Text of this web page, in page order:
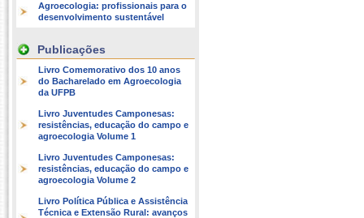
Agroecologia: profissionais para o
desenvolvimento sustentável
Publicações
Livro Comemorativo dos 10 anos
do Bacharelado em Agroecologia
da UFPB
Livro Juventudes Camponesas:
resistências, educação do campo e
agroecologia Volume 1
Livro Juventudes Camponesas:
resistências, educação do campo e
agroecologia Volume 2
Livro Política Pública e Assistência
Técnica e Extensão Rural: avanços